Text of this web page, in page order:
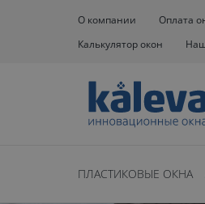
О компании Оплата
Калькулятор окон
ПЛАСТИКОВЫЕ ОКНА